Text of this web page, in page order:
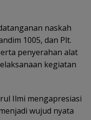
naskah
1005, dan Plt.
penyerahan alat
kegiatan
Ilmi mengapresiasi
wujud nyata